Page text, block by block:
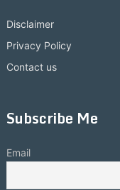
Disclaimer
Privacy Policy
Contact us
Subscribe Me
Email